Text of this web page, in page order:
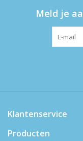
Meld je
Klantenservice
Producten